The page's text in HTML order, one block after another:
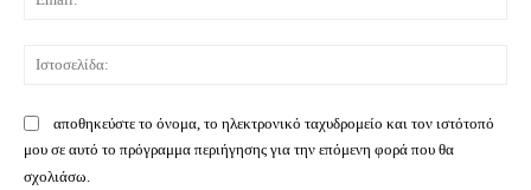
αποθηκεύστε το όνομα, το ηλεκτρονικό ταχυδρομείο και τον ιστότοπό
μου σε αυτό το πρόγραμμα περιήγησης για την επόμενη φορά που θα
σχολιάσω.